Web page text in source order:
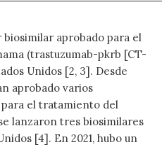
aprobado para el
(trastuzumab-pkrb [CT-
Unidos [2, 3]. Desde
aprobado varios
el tratamiento del
lanzaron tres biosimilares
[4]. En 2021, hubo un